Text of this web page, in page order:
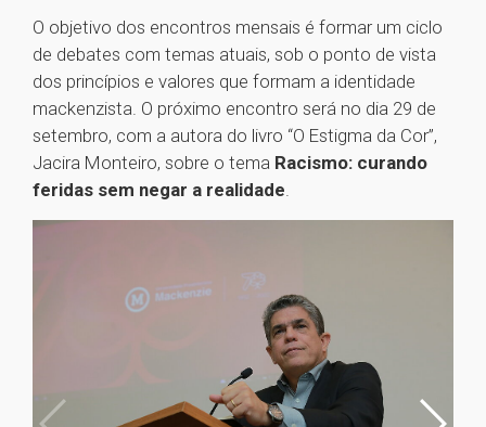
O objetivo dos encontros mensais é formar um ciclo
de debates com temas atuais, sob o ponto de vista
dos princípios e valores que formam a identidade
mackenzista. O próximo encontro será no dia 29 de
setembro, com a autora do livro “O Estigma da Cor”,
Jacira Monteiro, sobre o tema Racismo: curando
feridas sem negar a realidade.